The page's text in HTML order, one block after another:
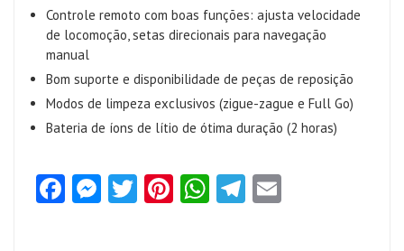
Controle remoto com boas funções: ajusta velocidade
de locomoção, setas direcionais para navegação
manual
Bom suporte e disponibilidade de peças de reposição
Modos de limpeza exclusivos (zigue-zague e Full Go)
Bateria de íons de lítio de ótima duração (2 horas)
Fa M T Pi W Te